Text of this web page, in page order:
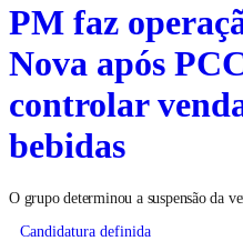
PM faz
Nova após
controlar
bebidas
O grupo determinou a suspensão da
Candidatura definida